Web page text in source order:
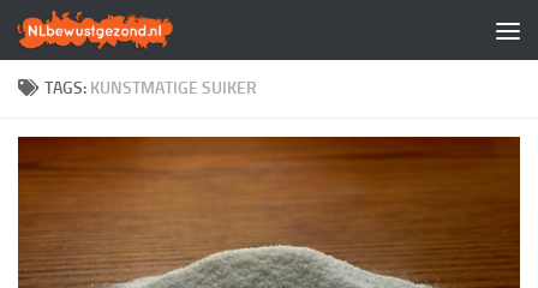
Doorgaan naar inhoud
TAGS: KUNSTMATIGE SUIKER